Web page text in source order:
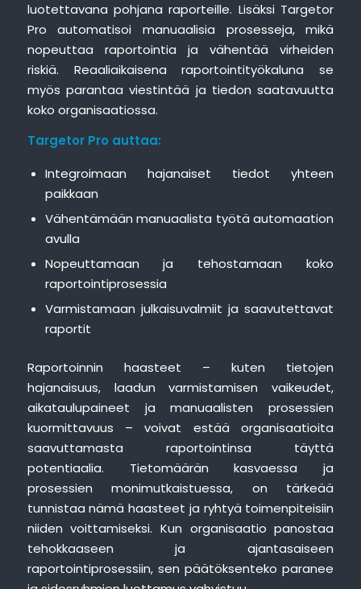
luotettavana pohjana raporteille. Lisäksi Targetor
Pro automatisoi manuaalisia prosesseja, mikä
nopeuttaa raportointia ja vähentää virheiden
riskiä. Reaaliaikaisena raportointityökaluna se
myös parantaa viestintää ja tiedon saatavuutta
koko organisaatiossa.
Targetor Pro auttaa:
Integroimaan hajanaiset tiedot yhteen
paikkaan
Vähentämään manuaalista työtä automaation
avulla
Nopeuttamaan ja tehostamaan koko
raportointiprosessia
Varmistamaan julkaisuvalmiit ja saavutettavat
raportit
Raportoinnin haasteet – kuten tietojen
hajanaisuus, laadun varmistamisen vaikeudet,
aikataulupaineet ja manuaalisten prosessien
kuormittavuus – voivat estää organisaatioita
saavuttamasta raportointinsa täyttä
potentiaalia. Tietomäärän kasvaessa ja
prosessien monimutkaistuessa, on tärkeää
tunnistaa nämä haasteet ja ryhtyä toimenpiteisiin
niiden voittamiseksi. Kun organisaatio panostaa
tehokkaaseen ja ajantasaiseen
raportointiprosessiin, sen päätöksenteko paranee